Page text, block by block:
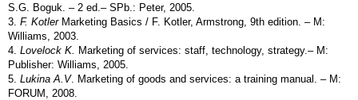
S.G. Boguk. – 2 ed.– SPb.: Peter, 2005.
3. F. KotlerMarketing Basics / F. Kotler, Armstrong, 9th edition. – M:
Williams, 2003.
4. Lovelock K. Marketing of services: staff, technology, strategy.– M:
Publisher: Williams, 2005.
5. Lukina A.V. Marketing of goods and services: a training manual. – M:
FORUM, 2008.